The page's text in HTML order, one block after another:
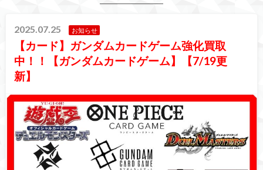
2025.07.25 お知らせ
【カード】ガンダムカードゲーム強化買取
中！！【ガンダムカードゲーム】【7/19更
新】